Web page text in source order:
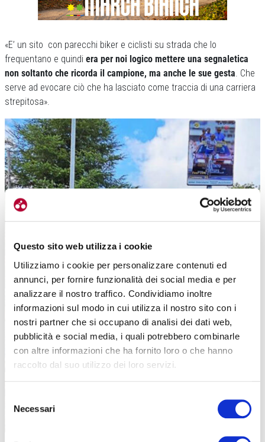
Questo sito web utilizza i cookie
Utilizziamo i cookie per personalizzare contenuti ed
annunci, per fornire funzionalità dei social media e per
analizzare il nostro traffico. Condividiamo inoltre
informazioni sul modo in cui utilizza il nostro sito con i
nostri partner che si occupano di analisi dei dati web,
pubblicità e social media, i quali potrebbero combinarle
con altre informazioni che ha fornito loro o che hanno
raccolto dal suo utilizzo dei loro servizi.
delNecessari
«E’ un sito con parecchi biker e ciclisti su strada che lo
frequentano e quindi era per noi logico mettere una segnaletica
non soltanto che ricorda il campione, ma anche le sue gesta. Che
serve ad evocare ciò che ha lasciato come traccia di una carriera
strepitosa».
Lungo la salita sono state poste 5 segnalazioni che ricordano le grandi